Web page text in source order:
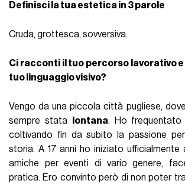
Definisci la tua estetica in 3 parole
Cruda, grottesca, sovversiva.
Ci racconti il tuo percorso lavorativo e
tuo linguaggio visivo?
Vengo da una piccola città pugliese,
sempre stata
lontana. Ho
coltivando fin da subito la passione
storia. A 17 anni ho iniziato ufficialmente
amiche per eventi di vario genere,
pratica. Ero convinto però di non poter